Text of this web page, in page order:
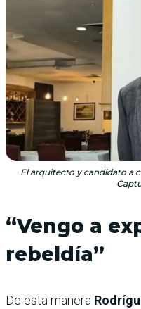
El arquitecto y candidato a
“Vengo a
rebeldía”
De esta manera